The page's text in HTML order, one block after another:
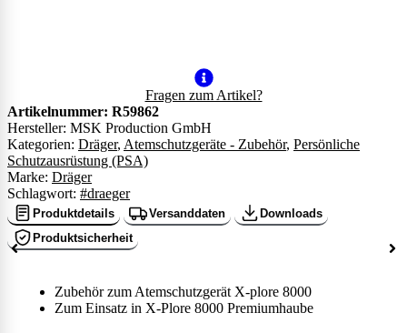
Fragen zum Artikel?
Artikelnummer: R59862
Kategorien: Dräger, Atemschutzgeräte - Zubehör, Persönliche
Schutzausrüstung (PSA)
Schlagwort: #draeger
Hersteller: MSK Production GmbH
Marke: Dräger
Produktdetails Versanddaten
Downloads
Produktsicherheit
Zubehör zum Atemschutzgerät X-plore 8000
Zum Einsatz in X-Plore 8000 Premiumhaube